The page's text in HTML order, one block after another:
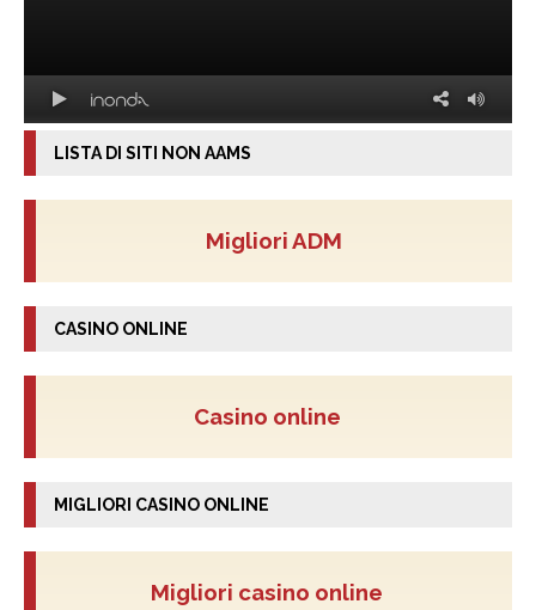
LISTA DI SITI NON AAMS
Migliori ADM
CASINO ONLINE
Casino online
MIGLIORI CASINO ONLINE
Migliori casino online